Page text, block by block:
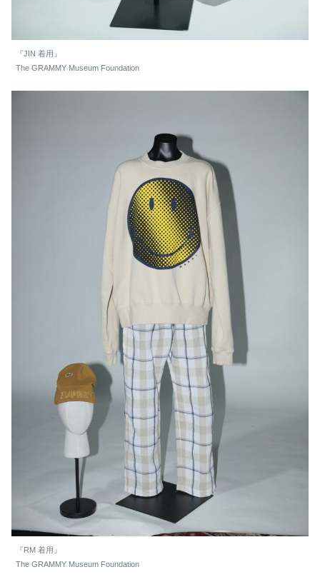
『JIN 着用』
The GRAMMY Museum Foundation
『RM 着用』
The GRAMMY Museum Foundation